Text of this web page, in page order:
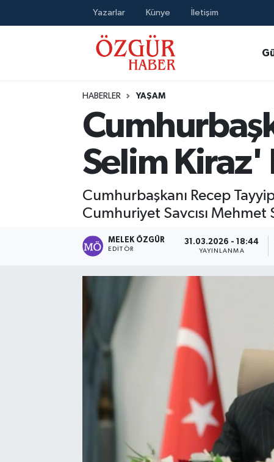
Yazarlar Künye İletişim
HABERLER YAŞAM
Selim Kiraz'
Cumhurbaşkanı Recep
Cumhuriyet Savcısı Mehmet
MELEK ÖZGÜR
EDITÖR
31.03.2026 - 18:44
YAYINLANMA
MODA - GÜZELLİK
Nöbetçi Eczaneler
Trafik Durumu
Süper Lig Puan Durumu ve Fikstür
Tüm Manşetler
Son Dakika Haberleri